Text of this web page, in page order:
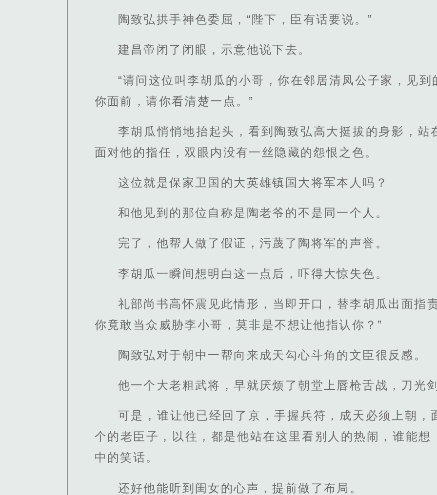
陶致弘拱手神色委屈，“陛下，臣有话要说。”
建昌帝闭了闭眼，示意他说下去。
“请问这位叫李胡瓜的小哥，你在邻居清凤公子家，见
你面前，请你看清楚一点。”
李胡瓜悄悄地抬起头，看到陶致弘高大挺拔的身影，站
面对他的指任，双眼内没有一丝隐藏的怨恨之色。
这位就是保家卫国的大英雄镇国大将军本人吗？
和他见到的那位自称是陶老爷的不是同一个人。
完了，他帮人做了假证，污蔑了陶将军的声誉。
李胡瓜一瞬间想明白这一点后，吓得大惊失色。
礼部尚书高怀震见此情形，当即开口，替李胡瓜出面指
你竟敢当众威胁李小哥，莫非是不想让他指认你？”
陶致弘对于朝中一帮向来成天勾心斗角的文臣很反感。
他一个大老粗武将，早就厌烦了朝堂上唇枪舌战，刀光
可是，谁让他已经回了京，手握兵符，成天必须上朝，
个的老臣子，以往，都是他站在这里看别人的热闹，谁能想
中的笑话。
还好他能听到闺女的心声，提前做了布局。